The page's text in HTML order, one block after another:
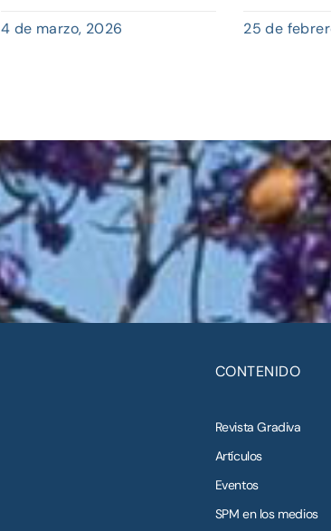
4 de marzo, 2026 25 de
CONTENIDO
Revista Gradiva
Artículos
Eventos
SPM en los medios